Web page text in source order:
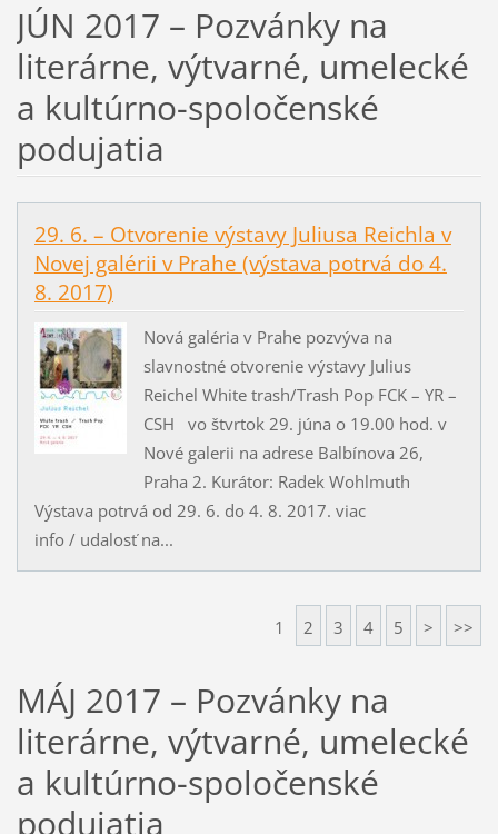
JÚN 2017 – Pozvánky na
literárne, výtvarné, umelecké
a kultúrno-spoločenské
podujatia
29. 6. – Otvorenie výstavy Juliusa Reichla v
Novej galérii v Prahe (výstava potrvá do 4.
8. 2017)
Nová galéria v Prahe pozvýva na
slavnostné otvorenie výstavy Julius
Reichel White trash/Trash Pop FCK – YR –
CSH vo štvrtok 29. júna o 19.00 hod. v
Nové galerii na adrese Balbínova 26,
Praha 2. Kurátor: Radek Wohlmuth
Výstava potrvá od 29. 6. do 4. 8. 2017. viac
info / udalosť na...
1 2 3 4 5 > >>
MÁJ 2017 – Pozvánky na
literárne, výtvarné, umelecké
a kultúrno-spoločenské
podujatia